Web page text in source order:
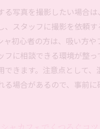
る写真を撮影したい場合
、スタッフに撮影を依頼
ャ初心者の方は、吸い方や
フに相談できる環境が整っ
できます。注意点として、
る場合があるので、事前に